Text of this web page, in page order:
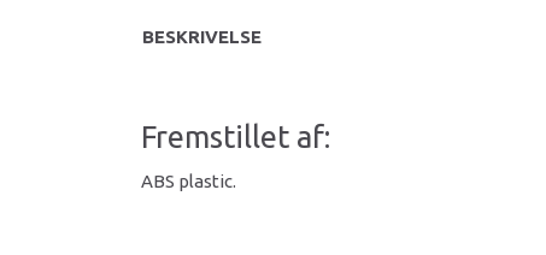
BESKRIVELSE
Fremstillet af:
ABS plastic.